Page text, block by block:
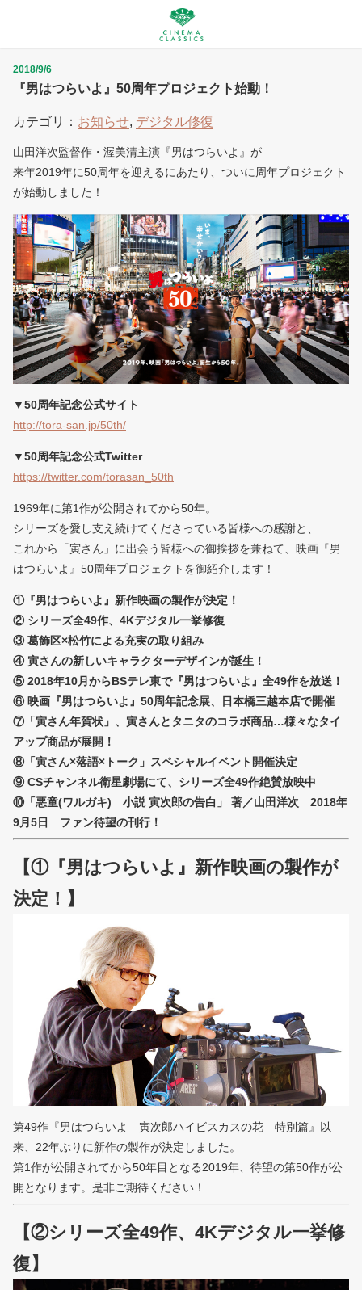
『男はつらいよ』50周年プロジェクト始動！
2018/9/6
カテゴリ： お知らせ, デジタル修復
山田洋次監督作・渥美清主演『男はつらいよ』が
来年2019年に50周年を迎えるにあたり、ついに周年プロジェクト
が始動しました！
▼50周年記念公式サイト
http://tora-san.jp/50th/
▼50周年記念公式Twitter
https://twitter.com/torasan_50th
1969年に第1作が公開されてから50年。
シリーズを愛し支え続けてくださっている皆様への感謝と、
これから「寅さん」に出会う皆様への御挨拶を兼ねて、映画『男
はつらいよ』50周年プロジェクトを御紹介します！
①『男はつらいよ』新作映画の製作が決定！
② シリーズ全49作、4Kデジタル一挙修復
③ 葛飾区×松竹による充実の取り組み
④ 寅さんの新しいキャラクターデザインが誕生！
⑤ 2018年10月からBSテレ東で『男はつらいよ』全49作を放送！
⑥ 映画『男はつらいよ』50周年記念展、日本橋三越本店で開催
⑦「寅さん年賀状」、寅さんとタニタのコラボ商品…様々なタイ
アップ商品が展開！
⑧「寅さん×落語×トーク」スペシャルイベント開催決定
⑨ CSチャンネル衛星劇場にて、シリーズ全49作絶賛放映中
⑩「悪童(ワルガキ) 小説 寅次郎の告白」 著／山田洋次 2018年
9月5日 ファン待望の刊行！
【①『男はつらいよ』新作映画の製作が
決定！】
第49作『男はつらいよ 寅次郎ハイビスカスの花 特別篇』以
来、22年ぶりに新作の製作が決定しました。
第1作が公開されてから50年目となる2019年、待望の第50作が公
開となります。是非ご期待ください！
【②シリーズ全49作、4Kデジタル一挙修
復】